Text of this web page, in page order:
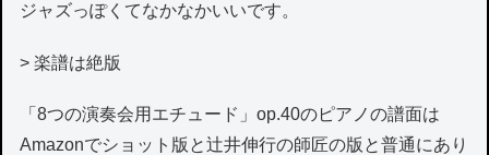
ジャズっぽくてなかなかいいです。
> 楽譜は絶版
「8つの演奏会用エチュード」op.40のピアノの譜面は
Amazonでショット版と辻井伸行の師匠の版と普通にあり